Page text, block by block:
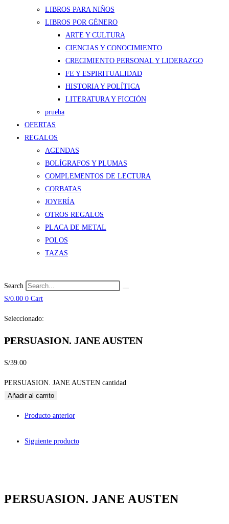
LIBROS PARA NIÑOS
LIBROS POR GÉNERO
ARTE Y CULTURA
CIENCIAS Y CONOCIMIENTO
CRECIMIENTO PERSONAL Y LIDERAZGO
FE Y ESPIRITUALIDAD
HISTORIA Y POLÍTICA
LITERATURA Y FICCIÓN
prueba
OFERTAS
REGALOS
AGENDAS
BOLÍGRAFOS Y PLUMAS
COMPLEMENTOS DE LECTURA
CORBATAS
JOYERÍA
OTROS REGALOS
PLACA DE METAL
POLOS
TAZAS
Search
S/0.00 0 Cart
Seleccionado:
PERSUASION. JANE AUSTEN
S/39.00
PERSUASION. JANE AUSTEN cantidad
Añadir al carrito
Producto anterior
Siguiente producto
PERSUASION. JANE AUSTEN